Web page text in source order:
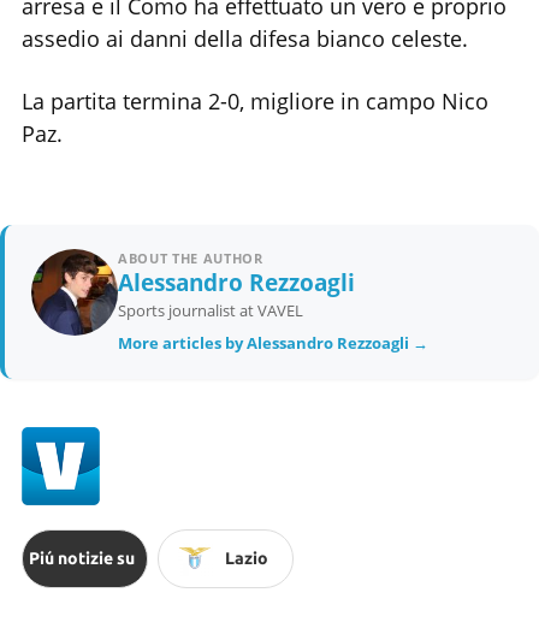
arresa e il Como ha effettuato un vero e proprio
assedio ai danni della difesa bianco celeste.
La partita termina 2-0, migliore in campo Nico
Paz.
ABOUT THE AUTHOR
Alessandro Rezzoagli
Sports journalist at VAVEL
More articles by Alessandro Rezzoagli →
Piú notizie su Lazio